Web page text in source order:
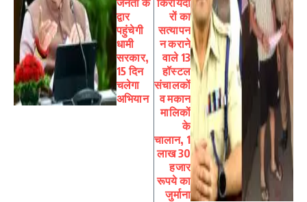
द्वार
पहुंचेगी
धामी
सरकार,
15 दिन
चलेगा
अभियान
रों का
सत्यापन
न कराने
वाले 13
हॉस्टल
संचालकों
व मकान
मालिकों
के
चालान, 1
लाख 30
हजार
रूपये का
जुर्माना